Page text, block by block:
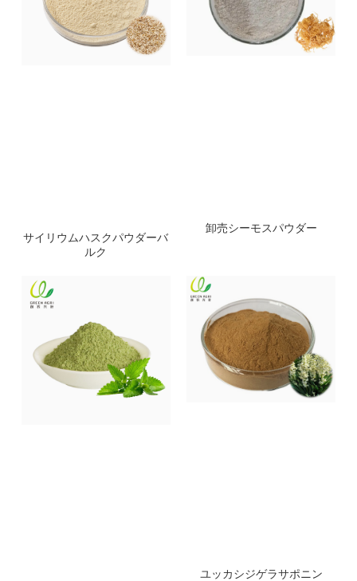
サイリウムハスクパウダーバ
ルク
卸売シーモスパウダー
ユッカシジゲラサポニン